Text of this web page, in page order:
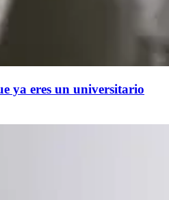
ya eres un universitario